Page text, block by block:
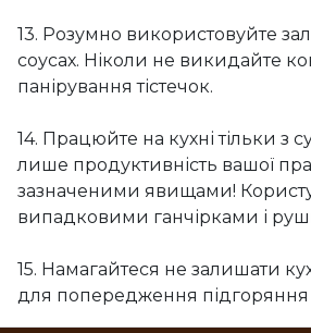
13. Розумно використовуйте
соусах. Ніколи не викидайте
панірування тістечок.
14. Працюйте на кухні тільки
лише продуктивність вашої
зазначеними явищами!
випадковими ганчірками і
15. Намагайтеся не залишати
для попередження підгоряння